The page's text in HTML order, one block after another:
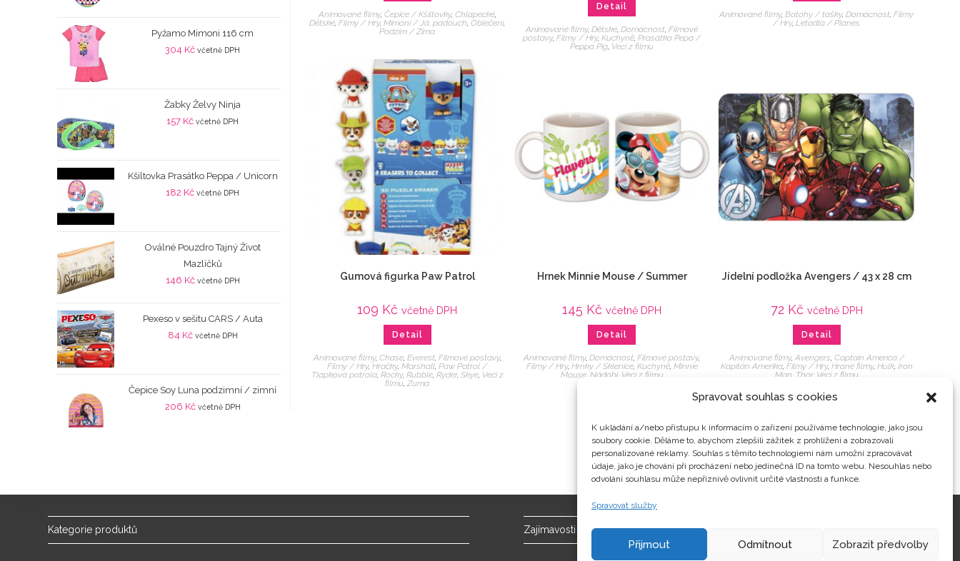
Spravovat souhlas s cookies
K ukládání a/nebo přístupu k informacím o zařízení používáme technologie, jako jsou
soubory cookie. Děláme to, abychom zlepšili zážitek z prohlížení a zobrazovali
personalizované reklamy. Souhlas s těmito technologiemi nám umožní zpracovávat
údaje, jako je chování při procházení nebo jedinečná ID na tomto webu. Nesouhlas nebo
odvolání souhlasu může nepříznivě ovlivnit určité vlastnosti a funkce.
Spravovat služby
Přijmout Odmítnout Zobrazit předvolby
Animované filmy, Čepice / Kšiltovky, Chlapecké,
Dětské ,Filmy / Hry,Mimoni / Já, padouch ,Oblečení,
Podzim / Zima
Detail
Animované filmy,Dětské ,Domácnost ,Filmové
postavy,Filmy / Hry,Kuchyně ,Prasátko Pepa /
Peppa Pig Veci z filmu
Animované filmy,Batohy / tašky,Domácnost ,Filmy
/ Hry,Letadla / Planes
Gumová figurka Paw Patrol
109 Kč včetně DPH
Detail
Animované filmy, Chase, Everest, Filmové postavy,
Filmy / Hry,Hračky,Marshall,Paw Patrol /
Tlapková patrola, Rocky, Rubble, Ryder, Skye, Veci z
filmu,Zuma
Hrnek Minnie Mouse / Summer
145 Kč včetně DPH
Detail
Animované filmy,Domácnost,Filmové postavy,
Filmy / Hry, Hrnky / Sklenice, Kuchyně, Minnie
Mouse, Nádobí, Veci z filmu
Jídelní podložka Avengers / 43 x 28 cm
72 Kč včetně DPH
Detail
Animované filmy, Avengers, Captain America /
Kapitán Amerika, Filmy / Hry, Hrané filmy, Hulk, Iron
Man Thor, Veci z filmu
Pyžamo Mimoni 116 cm
304 Kč včetně DPH
Žabky Želvy Ninja
157 Kč včetně DPH
Kšiltovka Prasátko Peppa / Unicorn
182 Kč včetně DPH
Oválné Pouzdro Tajný Život
Mazlíčků
146 Kč včetně DPH
Pexeso v sešitu CARS / Auta
84 Kč včetně DPH
Čepice Soy Luna podzimní / zimní
206 Kč včetně DPH
Kategorie produktů Zajímavosti